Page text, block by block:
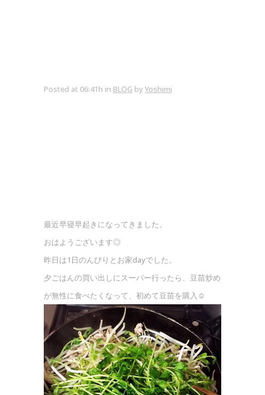
Posted at 06:41h in BLOG byYoshimi
最近早寝早起きになってきました。
おはようございます◎
昨日は1日のんびりとお家dayでした。
夕ごはんの買い出しにスーパー行ったら、豆苗炒め
が無性に食べたくなって、初めて豆苗を購入☺︎